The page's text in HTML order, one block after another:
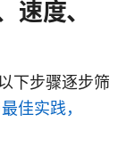
速度、
下步骤逐步筛
佳实践，